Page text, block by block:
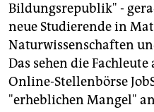
Bildungsrepublik" -
neue Studierende in
Naturwissenschaften
Das sehen die
Online-Stellenbörse
"erheblichen Mangel"